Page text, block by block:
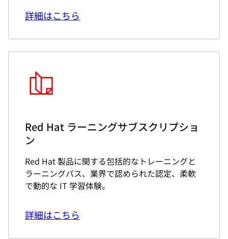
詳細はこちら
Red Hat ラーニングサブスクリプショ
ン
Red Hat 製品に関する包括的なトレーニングと
ラーニングパス、業界で認められた認定、柔軟
で動的な IT 学習体験。
詳細はこちら